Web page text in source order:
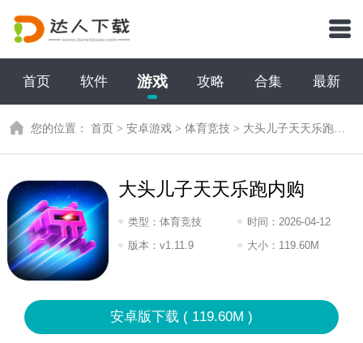
首页 软件 游戏 攻略 合集 最新
您的位置：首页 >安卓游戏 >体育竞技 > 大头儿子天天乐跑内购
大头儿子天天乐跑内购
类型：体育竞技 时间： 2026-04-12
07:2026
版本：v1.11.9 大小： 119.60M
安卓版下载 ( 119.60M )